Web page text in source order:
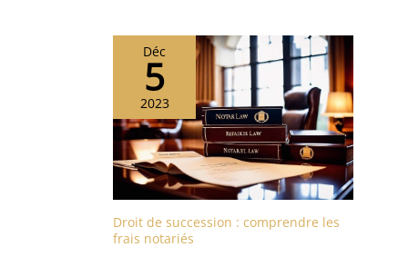
Déc
5
2023
Droit de succession : comprendre les
frais notariés